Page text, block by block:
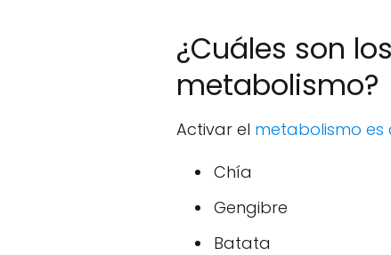
¿Cuáles son
metabolismo?
Activar el metabolismo es
Chía
Gengibre
Batata